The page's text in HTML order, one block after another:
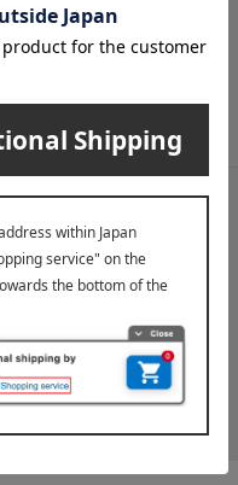
＆うれしい情報をお届けい
ジンについて詳しく見る
ント
ントでは百貨店ならではの